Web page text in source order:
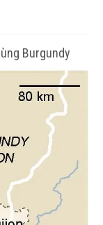
Burgundy